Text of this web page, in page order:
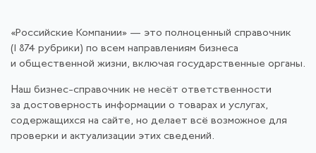
«Российские Компании» — это полноценный справочник
(1 874 рубрики) по всем направлениям бизнеса
и общественной жизни, включая государственные органы.
Наш бизнес-справочник не несёт ответственности
за достоверность информации о товарах и услугах,
содержащихся на сайте, но делает всё возможное для
проверки и актуализации этих сведений.